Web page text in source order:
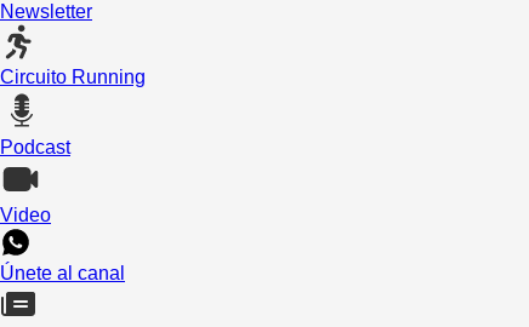
Newsletter
Circuito Running
Podcast
Video
Únete al canal